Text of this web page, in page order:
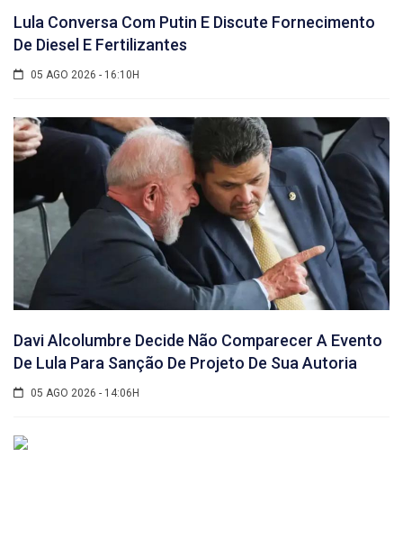
Lula Conversa Com Putin E Discute Fornecimento
De Diesel E Fertilizantes
05 AGO 2026 - 16:10H
Davi Alcolumbre Decide Não Comparecer A Evento
De Lula Para Sanção De Projeto De Sua Autoria
05 AGO 2026 - 14:06H